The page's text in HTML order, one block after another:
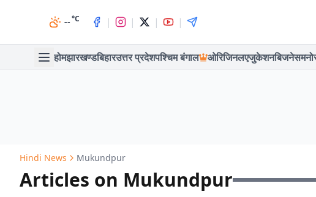
--°C | | | |
होमझारखण्डबिहारउत्तर प्रदेशपश्चिम बंगाल ओरिजिनलएजुकेशनबिजनेस
Hindi News Mukundpur
Articles on Mukundpur